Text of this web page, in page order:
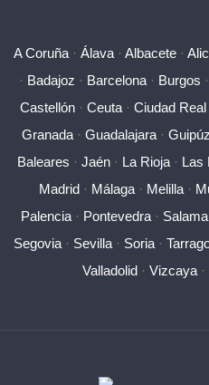
A Coruña · Álava · Albacete ·
· Badajoz · Barcelona · Burgos ·
Castellón· Ceuta· Ciudad Real
Granada · Guadalajara ·
Baleares · Jaén · La Rioja · Las
Madrid· Málaga· Melilla·
Palencia · Pontevedra ·
Segovia · Sevilla · Soria ·
Valladolid · Vizcaya ·